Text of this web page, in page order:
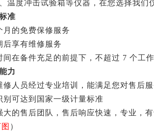
温度冲击试验箱等仪器，在您选择我们
准
月的免费保修服务
后享有维修服务
间在备件充足的前提下，不超过 7 个工
力
修人员经过专业培训，能满足您对售后
别可达到国家一级计量标准
大的售后团队，售后响应快速，专业，
）